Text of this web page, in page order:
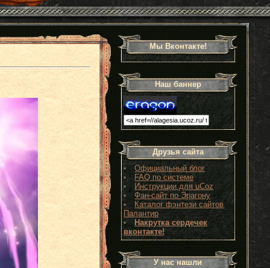
Мы Вконтакте!
Наш баннер
Друзья сайта
Официальный блог
FAQ по системе
Инструкции для uCoz
Фан-сайт по Эрагону
Каталог фэнтези сайтов
Палантир
Накрутка сердечек
вконтакте!
У нас нашли